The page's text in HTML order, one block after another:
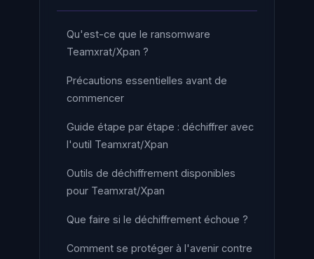
Qu'est-ce que le ransomware
Teamxrat/Xpan ?
Précautions essentielles avant de
commencer
Guide étape par étape : déchiffrer avec
l'outil Teamxrat/Xpan
Outils de déchiffrement disponibles
pour Teamxrat/Xpan
Que faire si le déchiffrement échoue ?
Comment se protéger à l'avenir contre